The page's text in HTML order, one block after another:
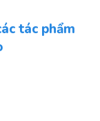
tác phẩm